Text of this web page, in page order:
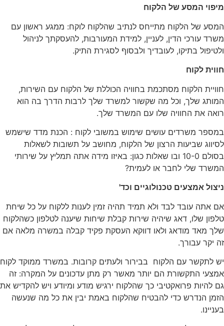
מיפוי המסע של הלקוח
המסע של הלקוח מתייחס לנתיב שהלקוח לוקח: ממגע ראשון עם
משרד עורכי הדין, לעניין, למידת המעורבות, להעסקתך לניהול
ולטיפול בתיקו, לעובדיך ולבסוף לסגירת התיק.
חווית לקוח
חוויית הלקוח מסתכמת בחוויה הכוללת של הלקוח עם השירות,
המותג שלך, וכל מה שקשור למשרד שלך לרבות הדרך בה הוא
רואה את החוויה שלו עם המשרד שלך.
במספר משרדים עושים שימוש במשובי לקוח : הכנת מדד שישמש
לסיווג שביעות הרצון של הלקוח, מחושב על תשובות לשאלות
בסולם 10-0 ובו שאלות כגון: באיזו מידה אתה תמליץ על שירותי
המשרד שלי לחבר או לעמית?
ניצול אמצעים טכנולוגיים וכד'
אם אתה עובד לבד ולא תמיד תהיה זמין לענות ללקוח על כל שיחת
טלפון שלו, דאג שיהיה שירות קבלת שיחות שיענה לטלפון כשהלקוח
שלך מאד מודאג ולאו דווקא העסקת פקיד קבלה במשרה מלאה אם
זה יקר עבורך.
יש לתקשר עם הלקוח בבירור ולעתים קרובות. במשרד ממוקד לקוח
אמצעי התקשורת הם יותר מאשר רק מתן עדכונים על המקרה: זה
גם להיות פרואקטיבי כך שהלקוח ירגיש מודע ומיודע ויש להקדיש את
הזמן הנדרש כדי להבטיח שהלקוח באמת יבין את כל מה שנעשה
בעניינו.